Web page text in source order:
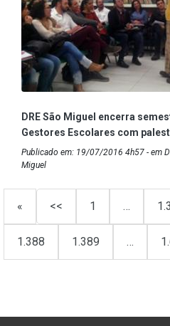
DRE São Miguel encerra
Gestores Escolares com
Publicado em: 19/07/2016 4h57 - em
Miguel
« << 1 …
1.388 1.389 …